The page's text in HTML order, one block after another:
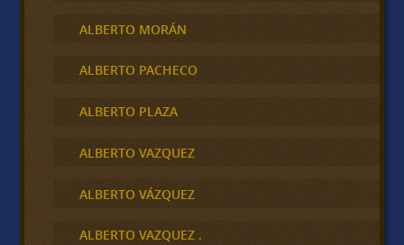
ALBERTO MORÁN
ALBERTO PACHECO
ALBERTO PLAZA
ALBERTO VAZQUEZ
ALBERTO VÁZQUEZ
ALBERTO VAZQUEZ .